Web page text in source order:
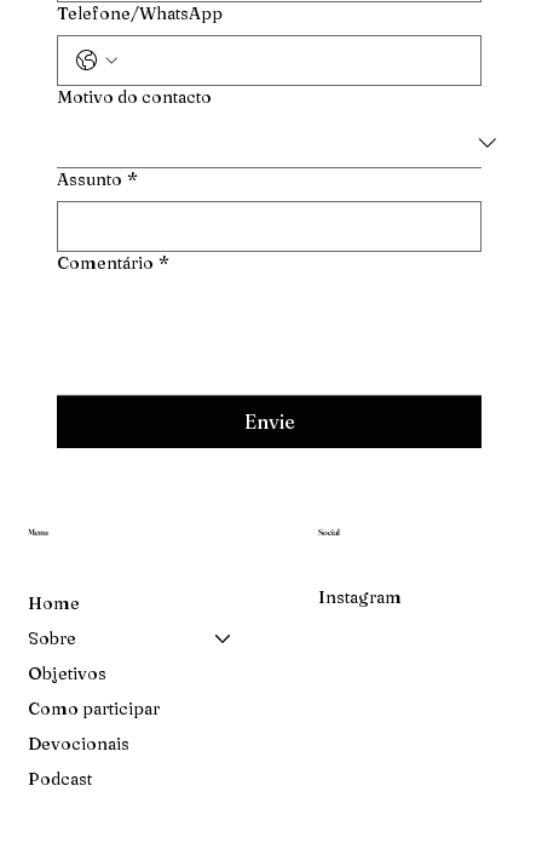
Menu
Home
Sobre
Objetivos
Como participar
Devocionais
Podcast
Social
Instagram
Telefone/WhatsApp
Motivo do contacto
Assunto *
Comentário *
Envie